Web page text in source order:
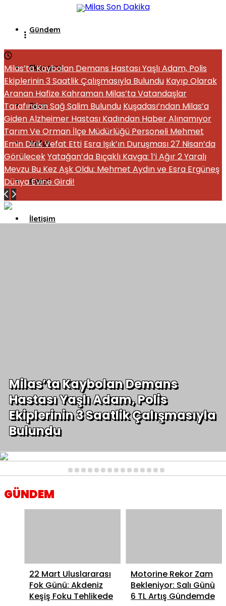
Gündem
Ekonomi
Spor
Vefat
Genel
İletişim
Milas’ta Kaybolan Demans Hastası Yaşlı Adam, Polis
Ekiplerinin 3 Saatlik Çalışmasıyla Bulundu Kayıp Olarak
Aranan Hafize Kahraman Milas’ta Vatandaşlar
Tarafından Sağ Salim Bulundu Kuşadası’ndan Milas’a
Giden Alzheimer Hastası Kadından Haber Alınamıyor
Tarım Ve Orman İlçe Müdürlüğü Personeli Mehmet
Emin Dirik Vefat Etti Esra Işık’ın Duruşması 27 Nisan’da
GörülecekYatağan’da Bıçaklı Kavga: 1’i Ağır 2 Yaralı
Mevzu Bu Kez Aşk Oldu: Mehmet Aydın ve Esra Ergüneş
Dünya Evine Girdi!
Milas’ta Kaybolan Demans
Hastası Yaşlı Adam, Polis
Ekiplerinin 3 Saatlik Çalışmasıyla
Bulundu
1 2 3 4 5 6 7 8 9 10 11 12 13 14 15
GÜNDEM
22 Mart Uluslararası
Fok Günü: Akdeniz
Keşiş Foku Tehlikede
Motorine Rekor Zam
Bekleniyor: Salı Günü
6 TL Artış Gündemde